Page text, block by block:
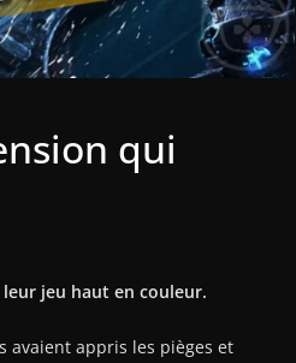
qui
leur jeu haut en couleur.
avaient appris les pièges et